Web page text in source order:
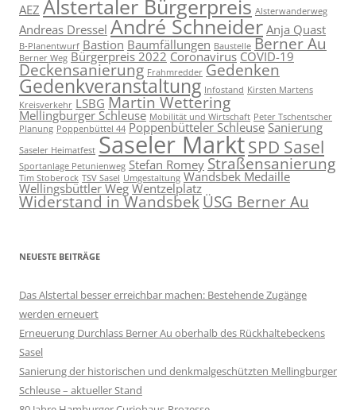
AEZ Alstertaler Bürgerpreis Alsterwanderweg
Andreas Dressel André SchneiderAnja Quast
B-Planentwurf Bastion Baumfällungen Baustelle Berner Au
Berner Weg Bürgerpreis 2022CoronavirusCOVID-19
Deckensanierung Frahmredder Gedenken
Gedenkveranstaltung Infostand Kirsten Martens
Kreisverkehr LSBG Martin Wettering
Mellingburger Schleuse Mobilität und Wirtschaft Peter Tschentscher
Planung Poppenbüttel 44 Poppenbütteler SchleuseSanierung
Saseler Heimatfest Saseler MarktSPD Sasel
Sportanlage Petunienweg Stefan RomeyStraßensanierung
Tim Stoberock TSV Sasel Umgestaltung Wandsbek Medaille
Wellingsbüttler WegWentzelplatz
Widerstand in Wandsbek ÜSG Berner Au
NEUESTE BEITRÄGE
Das Alstertal besser erreichbar machen: Bestehende Zugänge
werden erneuert
Erneuerung Durchlass Berner Au oberhalb des Rückhalte­beckens
Sasel
Sanierung der historischen und denkmalgeschützten Mellingburger
Schleuse – aktueller Stand